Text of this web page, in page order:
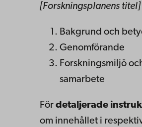
[Forskningsplanens titel]
Bakgrund och
Genomförande
Forskningsmiljö
samarbete
För detaljerade
om innehållet i